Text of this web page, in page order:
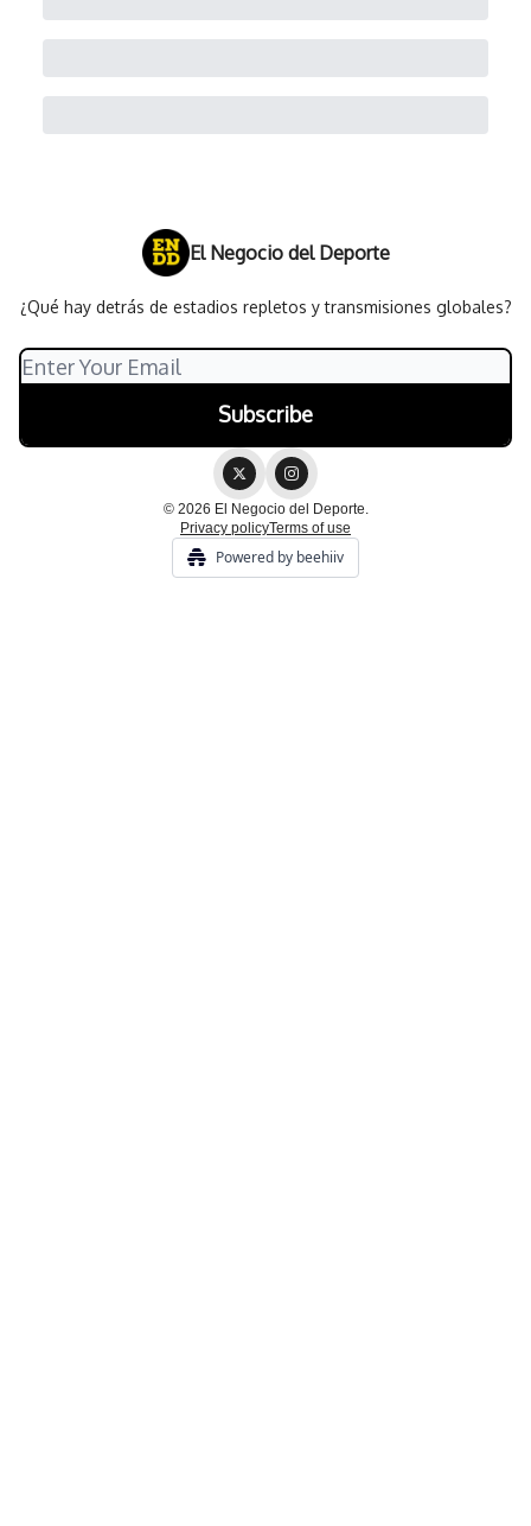
El Negocio del Deporte
¿Qué hay detrás de estadios repletos y transmisiones globales?
© 2026 El Negocio del Deporte.
Privacy policyTerms of use
Powered by beehiiv